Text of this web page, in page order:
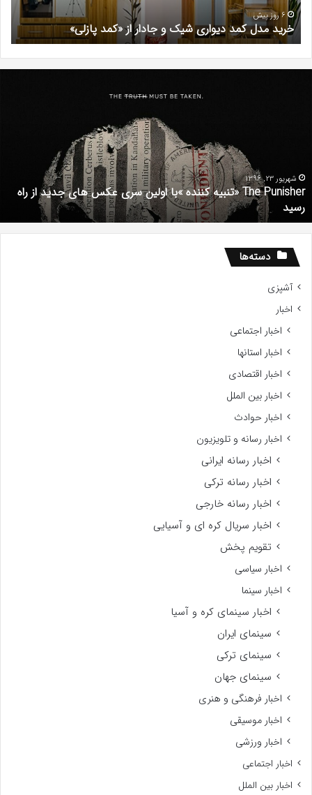
«کمد
پازلی»
6 روز پیش
خرید مدل کمد دیواری شیک و جادار از «کمد پازلی»
عکس
های
جدید
از
راه
رسید
شهریور 23, 1396
The Punisher «تنبیه کننده »با اولین سری عکس های جدید از راه
رسید
دسته‌ها
آشپزی
اخبار
اخبار اجتماعی
اخبار استانها
اخبار اقتصادی
اخبار بین الملل
اخبار حوادث
اخبار رسانه و تلویزیون
اخبار رسانه ایرانی
اخبار رسانه ترکی
اخبار رسانه خارجی
اخبار سریال کره ای و آسیایی
تقویم پخش
اخبار سیاسی
اخبار سینما
اخبار سینمای کره و آسیا
سینمای ایران
سینمای ترکی
سینمای جهان
اخبار فرهنگی و هنری
اخبار موسیقی
اخبار ورزشی
اخبار اجتماعی
اخبار بین الملل